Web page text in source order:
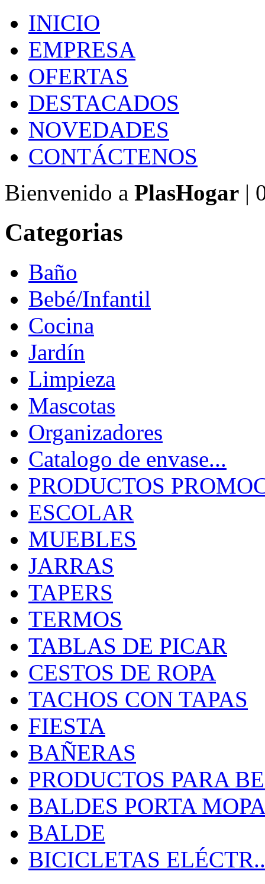
INICIO
EMPRESA
OFERTAS
DESTACADOS
NOVEDADES
CONTÁCTENOS
Bienvenido a PlasHogar |
Categorias
Baño
Bebé/Infantil
Cocina
Jardín
Limpieza
Mascotas
Organizadores
Catalogo de envase...
PRODUCTOS
ESCOLAR
MUEBLES
JARRAS
TAPERS
TERMOS
TABLAS DE PICAR
CESTOS DE ROPA
TACHOS CON TAPAS
FIESTA
BAÑERAS
PRODUCTOS PARA
BALDES PORTA
BALDE
BICICLETAS